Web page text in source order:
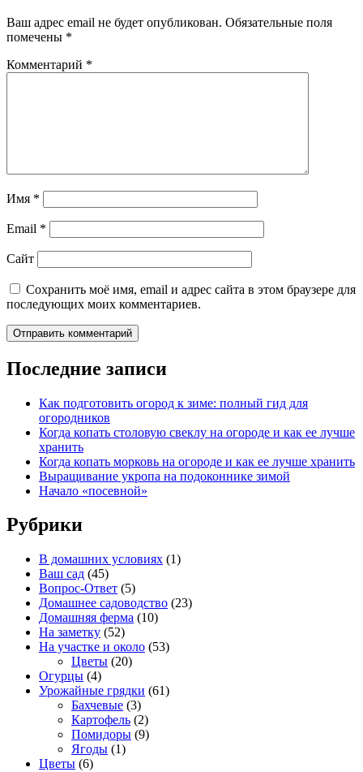
Ваш адрес email не будет опубликован. Обязательные поля
помечены *
Комментарий *
Имя *
Email *
Сайт
Сохранить моё имя, email и адрес сайта в этом браузере для
последующих моих комментариев.
Последние записи
Как подготовить огород к зиме: полный гид для
огородников
Когда копать столовую свеклу на огороде и как ее лучше
хранить
Когда копать морковь на огороде и как ее лучше хранить
Выращивание укропа на подоконнике зимой
Начало «посевной»
Рубрики
В домашних условиях (1)
Ваш сад (45)
Вопрос-Ответ (5)
Домашнее садоводство (23)
Домашняя ферма (10)
На заметку (52)
На участке и около (53)
Цветы (20)
Огурцы (4)
Урожайные грядки (61)
Бахчевые (3)
Картофель (2)
Помидоры (9)
Ягоды (1)
Цветы (6)